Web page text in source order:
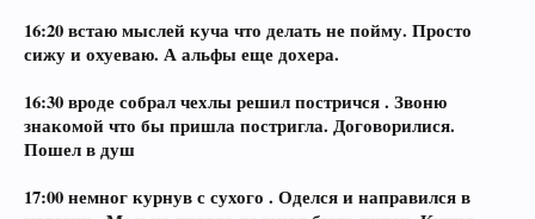
16:20 встаю мыслей куча что делать не пойму. Просто
сижу и охуеваю. А альфы еще дохера.
16:30 вроде собрал чехлы решил постричся . Звоню
знакомой что бы пришла постригла. Договорилися.
Пошел в душ
17:00 немног курнув с сухого . Оделся и направился в